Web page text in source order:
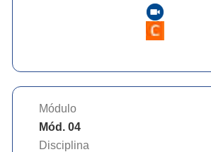
Módulo
Mód. 04
Disciplina